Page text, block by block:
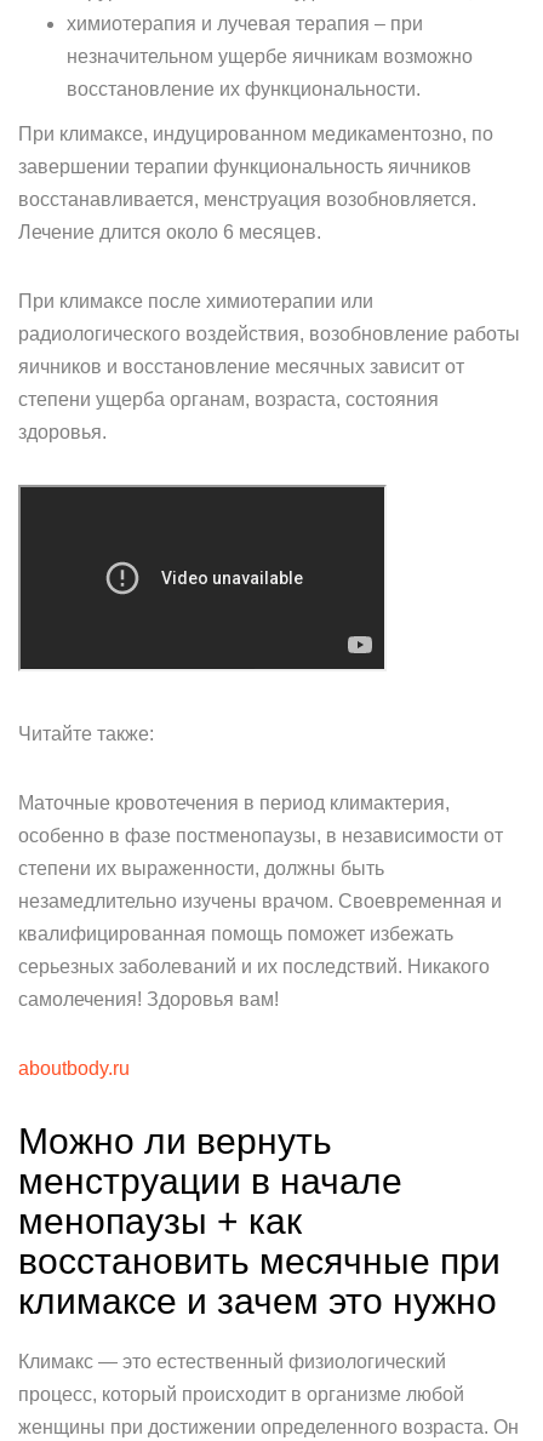
химиотерапия и лучевая терапия – при
незначительном ущербе яичникам возможно
восстановление их функциональности.
При климаксе, индуцированном медикаментозно, по
завершении терапии функциональность яичников
восстанавливается, менструация возобновляется.
Лечение длится около 6 месяцев.
При климаксе после химиотерапии или
радиологического воздействия, возобновление работы
яичников и восстановление месячных зависит от
степени ущерба органам, возраста, состояния
здоровья.
Читайте также:
Маточные кровотечения в период климактерия,
особенно в фазе постменопаузы, в независимости от
степени их выраженности, должны быть
незамедлительно изучены врачом. Своевременная и
квалифицированная помощь поможет избежать
серьезных заболеваний и их последствий. Никакого
самолечения! Здоровья вам!
aboutbody.ru
Можно ли вернуть
менструации в начале
менопаузы + как
восстановить месячные при
климаксе и зачем это нужно
Климакс — это естественный физиологический
процесс, который происходит в организме любой
женщины при достижении определенного возраста. Он